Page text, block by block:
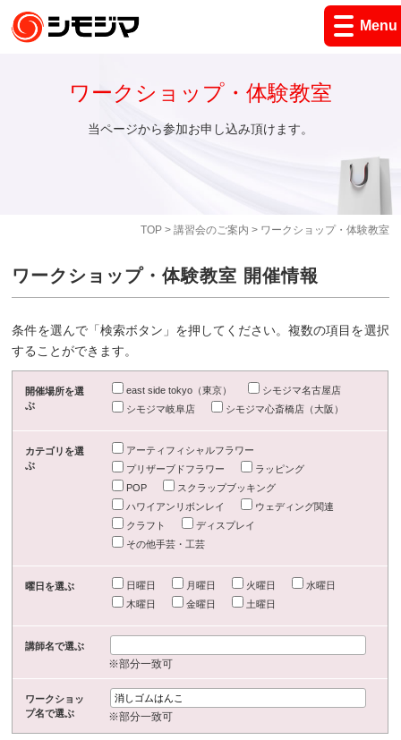
Menu
TOP> 講習会のご案内 > ワークショップ・体験教室
ワークショップ・体験教室
当ページから参加お申し込み頂けます。
ワークショップ・体験教室 開催情報
条件を選んで「検索ボタン」を押してください。複数の項目を選択
することができます。
開催場所を選
ぶ
east side tokyo（東京）
シモジマ名古屋店
シモジマ岐阜店
シモジマ心斎橋店（大阪）
カテゴリを選
ぶ
アーティフィシャルフラワー
プリザーブドフラワー
ラッピング
POP
スクラップブッキング
ハワイアンリボンレイ
ウェディング関連
クラフト
ディスプレイ
その他手芸・工芸
曜日を選ぶ 日曜日 月曜日 火曜日
水曜日
木曜日
金曜日 土曜日
講師名で選ぶ
※部分一致可
ワークショッ
プ名で選ぶ
※部分一致可